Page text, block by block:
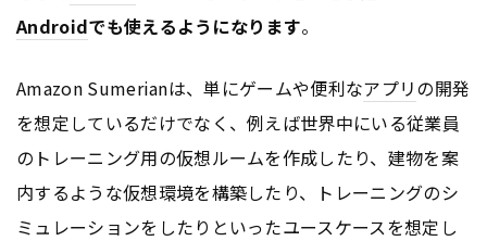
Androidでも使えるようになります。
Amazon Sumerianは、単にゲームや便利なアプリの開発
を想定しているだけでなく、例えば世界中にいる従業員
のトレーニング用の仮想ルームを作成したり、建物を案
内するような仮想環境を構築したり、トレーニングのシ
ミュレーションをしたりといったユースケースを想定し